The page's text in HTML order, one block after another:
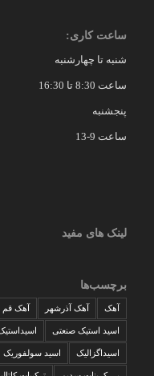
ساعت کاری:
شنبه تا چهارشنبه
ساعت 8:30 تا 16:30
پنجشنبه
ساعت 9-13
لینک های مفید
برچسب‌ها
آهک آهک آذرشهر آهک قم
اسید استیک صنعتی
اسیداگزالیک اسید سولفوریک